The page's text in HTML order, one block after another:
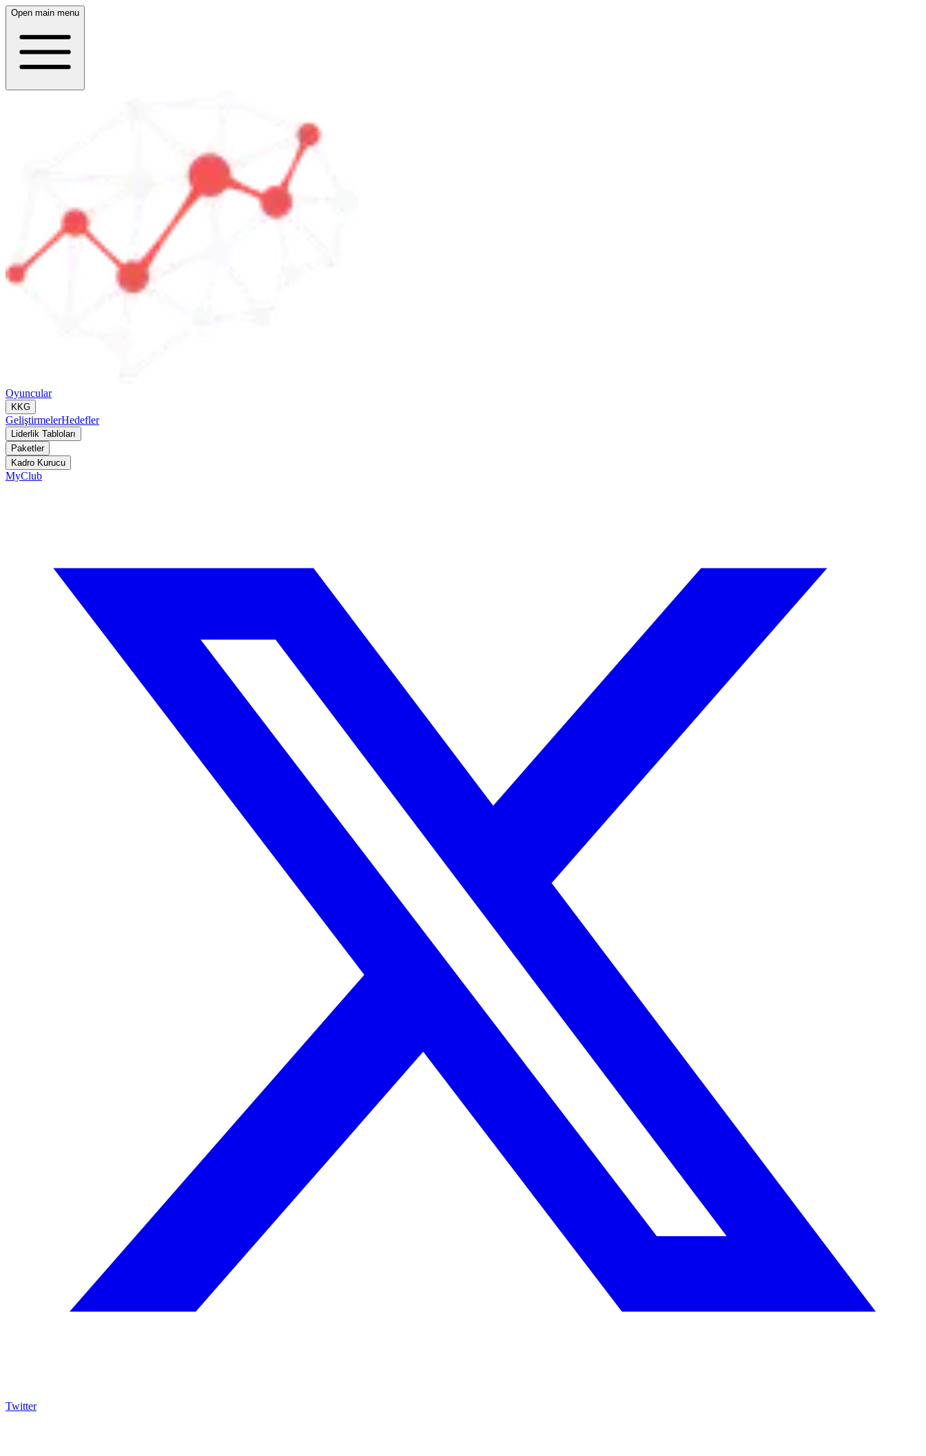
Open main menu
Oyuncular
KKG
GeliştirmelerHedefler
Liderlik Tabloları
Paketler
Kadro Kurucu
MyClub
Twitter